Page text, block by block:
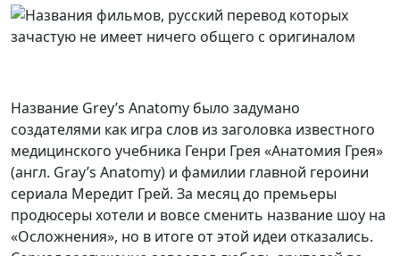
Название Grey’s Anatomy было задумано
создателями как игра слов из заголовка известного
медицинского учебника Генри Грея «Анатомия Грея»
(англ. Gray’s Anatomy) и фамилии главной героини
сериала Мередит Грей. За месяц до премьеры
продюсеры хотели и вовсе сменить название шоу на
«Осложнения», но в итоге от этой идеи отказались.